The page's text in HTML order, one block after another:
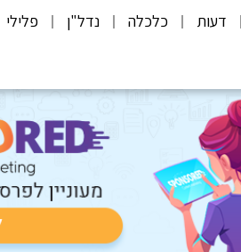
דעות כלכלה נדל"ן פלילי